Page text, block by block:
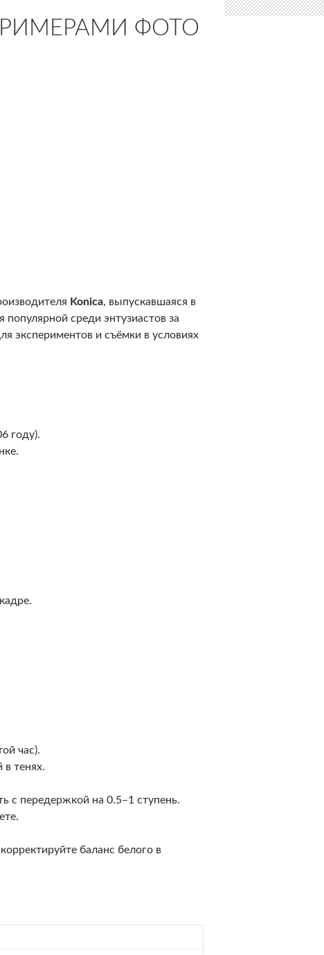
ФОТО
Konica, выпускавшаяся в
среди энтузиастов за
экспериментов и съёмки в условиях
году).
час).
в тенях.
с передержкой на 0.5–1 ступень.
баланс белого в